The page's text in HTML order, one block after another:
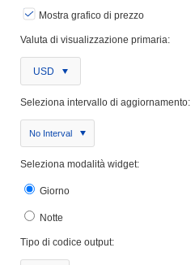
Mostra grafico di prezzo
Valuta di visualizzazione primaria:
USD
Seleziona intervallo di aggiornamento:
No Interval
Seleziona modalità widget:
Giorno
Notte
Tipo di codice output: